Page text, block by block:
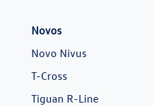
Novos
Novo Nivus
T-Cross
Tiguan R-Line